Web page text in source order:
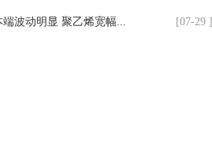
端波动明显 聚乙烯宽幅... [07-29 ]